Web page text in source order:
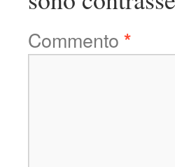
Commento *